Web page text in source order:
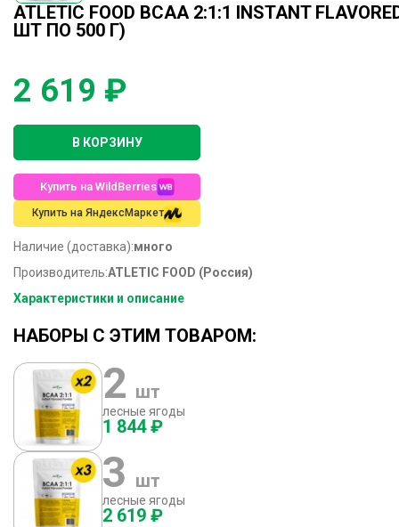
ATLETIC FOOD BCAA 2:1:1 INSTANT
ШТ ПО 500 Г)
2 619 ₽
В КОРЗИНУ
Купить на WildBerries
Купить на ЯндексМаркет
Наличие (доставка):много
Производитель:ATLETIC FOOD (Россия)
Характеристики и описание
НАБОРЫ С ЭТИМ ТОВАРОМ:
2 шт
лесные ягоды
1 844 ₽
3 шт
лесные ягоды
2 619 ₽